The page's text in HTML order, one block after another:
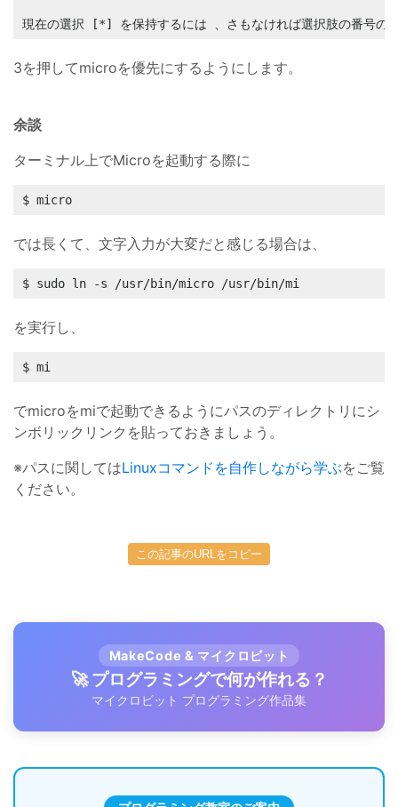
現在の選択 [*] を保持するには 、さもなければ選択肢の番号
3を押してmicroを優先にするようにします。
余談
ターミナル上でMicroを起動する際に
$ micro
では長くて、文字入力が大変だと感じる場合は、
$ sudo ln -s /usr/bin/micro /usr/bin/mi
を実行し、
$ mi
でmicroをmiで起動できるようにパスのディレクトリにシ
ンボリックリンクを貼っておきましょう。
※パスに関してはLinuxコマンドを自作しながら学ぶをご覧
ください。
この記事のURLをコピー
MakeCode & マイクロビット
🚀 プログラミングで何が作れる？
マイクロビット プログラミング作品集